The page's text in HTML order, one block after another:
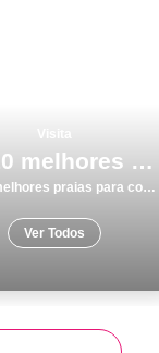
As 10 melhores praias para conhecer
As 10 melhores praias para conhecer
Ver Todos